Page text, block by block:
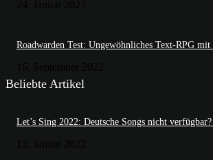
Roadwarden Test: Ungewöhnliches Text-RPG mit
Beliebte Artikel
Let’s Sing 2022: Deutsche Songs nicht